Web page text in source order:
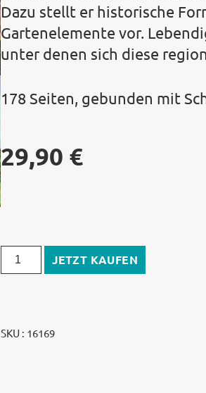
Dazu stellt er historische
Gartenelemente vor.
unter denen sich diese
178 Seiten, gebunden mit
29,90 €
JETZT KAUFEN
SKU : 16169